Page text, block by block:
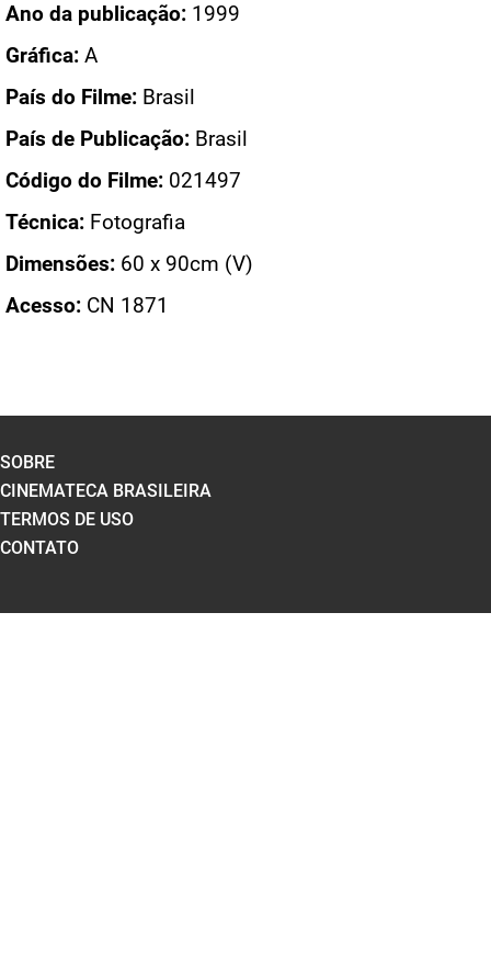
Ano da publicação: 1999
Gráfica: A
País do Filme: Brasil
País de Publicação: Brasil
Código do Filme: 021497
Técnica: Fotografia
Dimensões: 60 x 90cm (V)
Acesso: CN 1871
SOBRE
CINEMATECA BRASILEIRA
TERMOS DE USO
CONTATO